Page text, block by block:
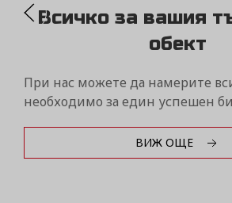
Бързо и
обслужване
Вземете от нас нов касов апарат
за броени минути с всички
ВИЖ ОЩЕ